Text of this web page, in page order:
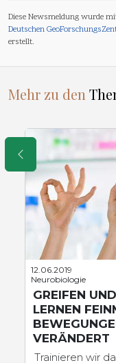
Diese Newsmeldung wurde
Deutschen
erstellt.
Mehr zu den
12.06.2019
Neurobiologie
GREIFEN
LERNEN
VERÄNDERT
Trainieren wir